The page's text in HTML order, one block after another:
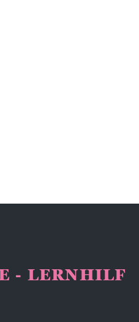
- LERNHILF